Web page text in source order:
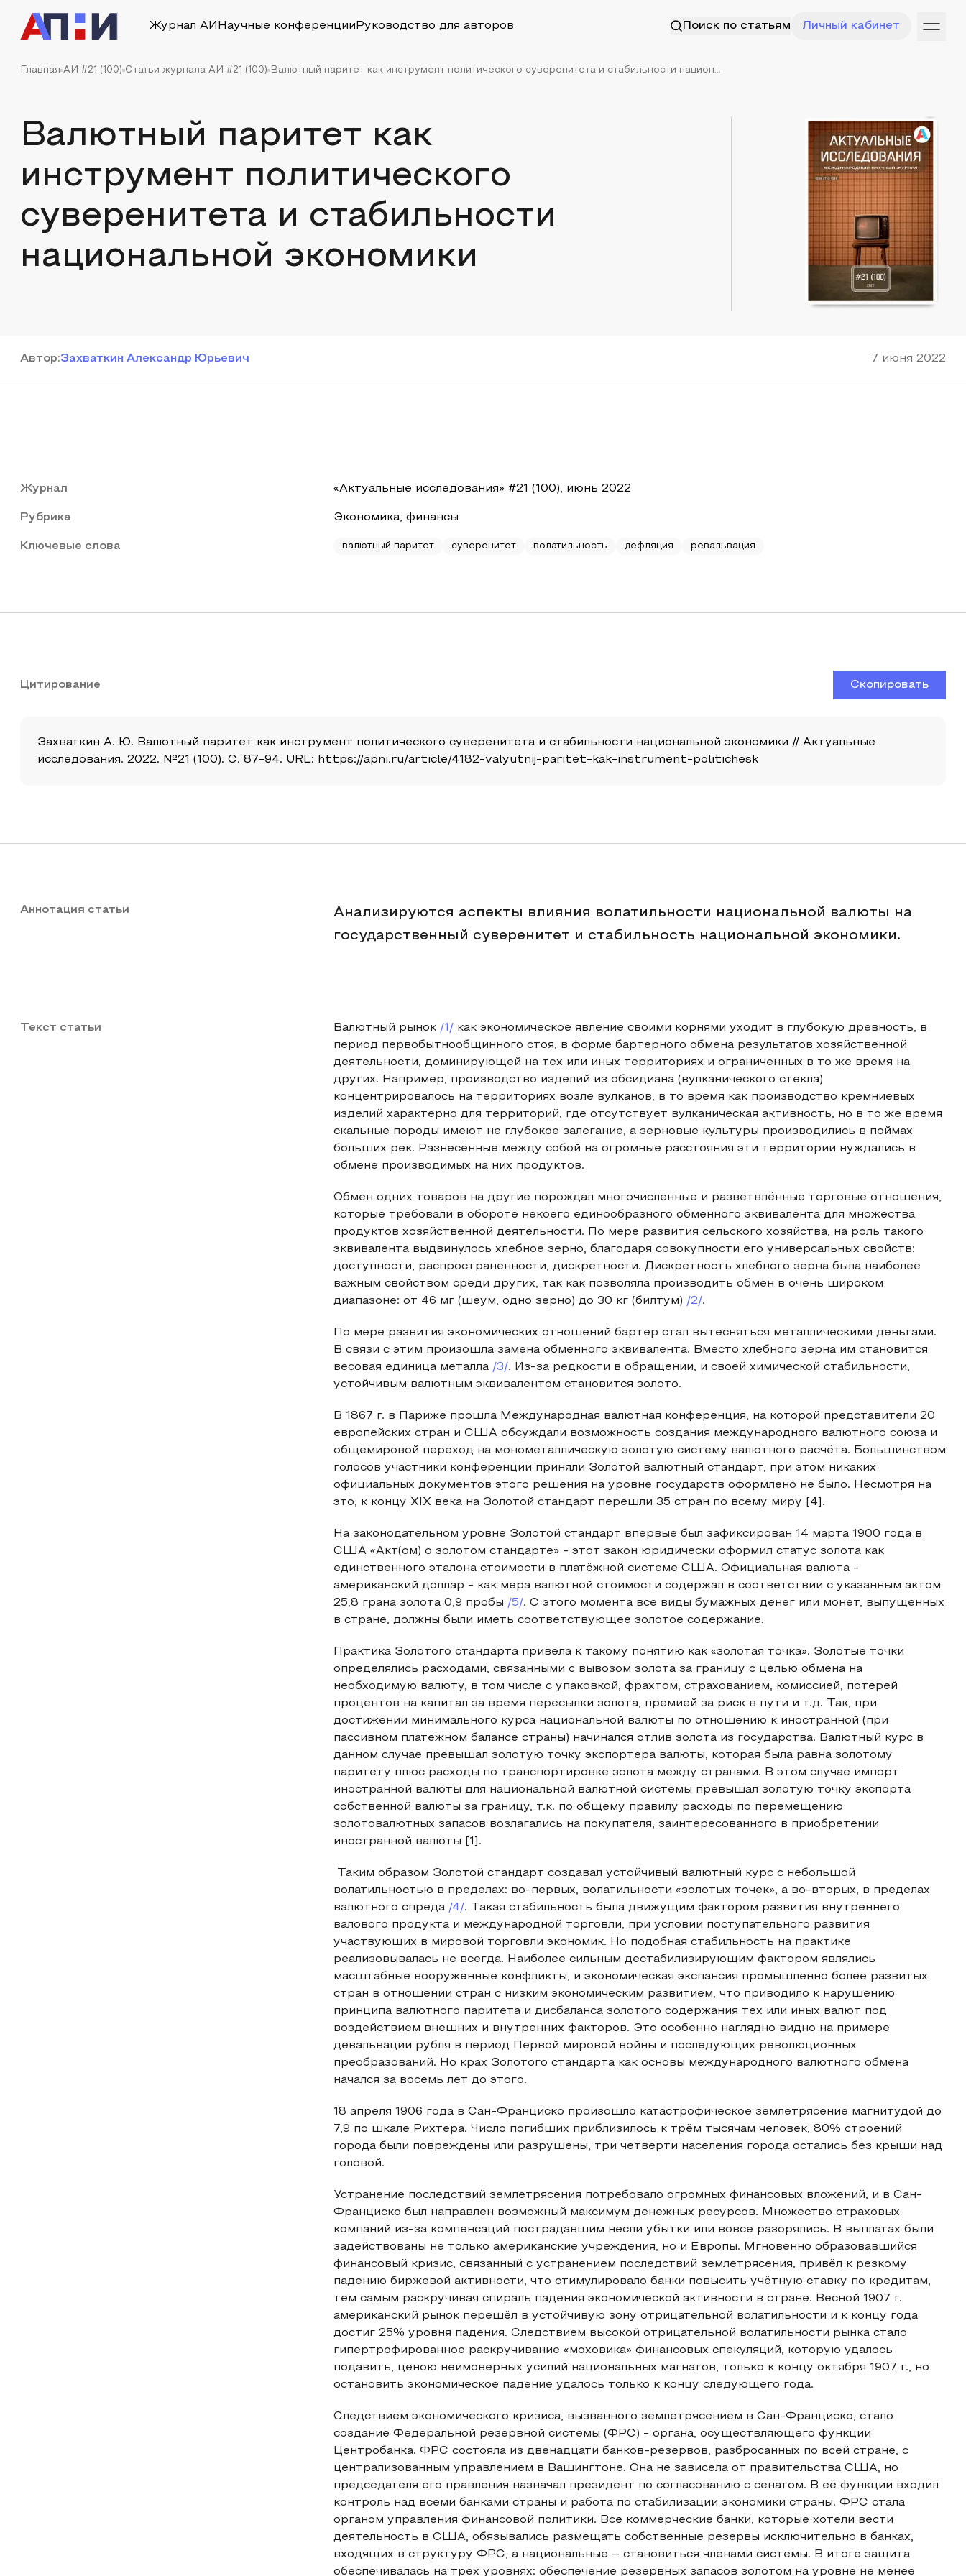
Журнал АИ Научные конференции Руководство для авторов Поиск по статьям Личный кабинет
Главная АИ #21 (100) Статьи журнала АИ #21 (100) Валютный паритет как инструмент политического суверенитета и стабильности национ...
Валютный паритет как
инструмент политического
суверенитета и стабильности
национальной экономики
Автор:Захваткин Александр Юрьевич 7 июня 2022
Журнал «Актуальные исследования» #21 (100), июнь 2022
Рубрика Экономика, финансы
Ключевые слова валютный паритет суверенитет волатильность дефляция ревальвация
Цитирование Скопировать
Захваткин А. Ю. Валютный паритет как инструмент политического суверенитета и стабильности национальной экономики // Актуальные
исследования. 2022. №21 (100). С. 87-94. URL: https://apni.ru/article/4182-valyutnij-paritet-kak-instrument-politichesk
Аннотация статьи
Анализируются аспекты влияния волатильности национальной валюты на
государственный суверенитет и стабильность национальной экономики.
Текст статьи Валютный рынок /1/ как экономическое явление своими корнями уходит в глубокую древность, в
период первобытнообщинного стоя, в форме бартерного обмена результатов хозяйственной
деятельности, доминирующей на тех или иных территориях и ограниченных в то же время на
других. Например, производство изделий из обсидиана (вулканического стекла)
концентрировалось на территориях возле вулканов, в то время как производство кремниевых
изделий характерно для территорий, где отсутствует вулканическая активность, но в то же время
скальные породы имеют не глубокое залегание, а зерновые культуры производились в поймах
больших рек. Разнесённые между собой на огромные расстояния эти территории нуждались в
обмене производимых на них продуктов.
Обмен одних товаров на другие порождал многочисленные и разветвлённые торговые отношения,
которые требовали в обороте некоего единообразного обменного эквивалента для множества
продуктов хозяйственной деятельности. По мере развития сельского хозяйства, на роль такого
эквивалента выдвинулось хлебное зерно, благодаря совокупности его универсальных свойств:
доступности, распространенности, дискретности. Дискретность хлебного зерна была наиболее
важным свойством среди других, так как позволяла производить обмен в очень широком
диапазоне: от 46 мг (шеум, одно зерно) до 30 кг (билтум) /2/.
По мере развития экономических отношений бартер стал вытесняться металлическими деньгами.
В связи с этим произошла замена обменного эквивалента. Вместо хлебного зерна им становится
весовая единица металла /3/. Из-за редкости в обращении, и своей химической стабильности,
устойчивым валютным эквивалентом становится золото.
В 1867 г. в Париже прошла Международная валютная конференция, на которой представители 20
европейских стран и США обсуждали возможность создания международного валютного союза и
общемировой переход на монометаллическую золотую систему валютного расчёта. Большинством
голосов участники конференции приняли Золотой валютный стандарт, при этом никаких
официальных документов этого решения на уровне государств оформлено не было. Несмотря на
это, к концу XIX века на Золотой стандарт перешли 35 стран по всему миру [4].
На законодательном уровне Золотой стандарт впервые был зафиксирован 14 марта 1900 года в
США «Акт(ом) о золотом стандарте» - этот закон юридически оформил статус золота как
единственного эталона стоимости в платёжной системе США. Официальная валюта -
американский доллар - как мера валютной стоимости содержал в соответствии с указанным актом
25,8 грана золота 0,9 пробы /5/. С этого момента все виды бумажных денег или монет, выпущенных
в стране, должны были иметь соответствующее золотое содержание.
Практика Золотого стандарта привела к такому понятию как «золотая точка». Золотые точки
определялись расходами, связанными с вывозом золота за границу с целью обмена на
необходимую валюту, в том числе с упаковкой, фрахтом, страхованием, комиссией, потерей
процентов на капитал за время пересылки золота, премией за риск в пути и т.д. Так, при
достижении минимального курса национальной валюты по отношению к иностранной (при
пассивном платежном балансе страны) начинался отлив золота из государства. Валютный курс в
данном случае превышал золотую точку экспортера валюты, которая была равна золотому
паритету плюс расходы по транспортировке золота между странами. В этом случае импорт
иностранной валюты для национальной валютной системы превышал золотую точку экспорта
собственной валюты за границу, т.к. по общему правилу расходы по перемещению
золотовалютных запасов возлагались на покупателя, заинтересованного в приобретении
иностранной валюты [1].
Таким образом Золотой стандарт создавал устойчивый валютный курс с небольшой
волатильностью в пределах: во-первых, волатильности «золотых точек», а во-вторых, в пределах
валютного спреда /4/. Такая стабильность была движущим фактором развития внутреннего
валового продукта и международной торговли, при условии поступательного развития
участвующих в мировой торговли экономик. Но подобная стабильность на практике
реализовывалась не всегда. Наиболее сильным дестабилизирующим фактором являлись
масштабные вооружённые конфликты, и экономическая экспансия промышленно более развитых
стран в отношении стран с низким экономическим развитием, что приводило к нарушению
принципа валютного паритета и дисбаланса золотого содержания тех или иных валют под
воздействием внешних и внутренних факторов. Это особенно наглядно видно на примере
девальвации рубля в период Первой мировой войны и последующих революционных
преобразований. Но крах Золотого стандарта как основы международного валютного обмена
начался за восемь лет до этого.
18 апреля 1906 года в Сан-Франциско произошло катастрофическое землетрясение магнитудой до
7,9 по шкале Рихтера. Число погибших приблизилось к трём тысячам человек, 80% строений
города были повреждены или разрушены, три четверти населения города остались без крыши над
головой.
Устранение последствий землетрясения потребовало огромных финансовых вложений, и в Сан-
Франциско был направлен возможный максимум денежных ресурсов. Множество страховых
компаний из-за компенсаций пострадавшим несли убытки или вовсе разорялись. В выплатах были
задействованы не только американские учреждения, но и Европы. Мгновенно образовавшийся
финансовый кризис, связанный с устранением последствий землетрясения, привёл к резкому
падению биржевой активности, что стимулировало банки повысить учётную ставку по кредитам,
тем самым раскручивая спираль падения экономической активности в стране. Весной 1907 г.
американский рынок перешёл в устойчивую зону отрицательной волатильности и к концу года
достиг 25% уровня падения. Следствием высокой отрицательной волатильности рынка стало
гипертрофированное раскручивание «моховика» финансовых спекуляций, которую удалось
подавить, ценою неимоверных усилий национальных магнатов, только к концу октября 1907 г., но
остановить экономическое падение удалось только к концу следующего года.
Следствием экономического кризиса, вызванного землетрясением в Сан-Франциско, стало
создание Федеральной резервной системы (ФРС) - органа, осуществляющего функции
Центробанка. ФРС состояла из двенадцати банков-резервов, разбросанных по всей стране, с
централизованным управлением в Вашингтоне. Она не зависела от правительства США, но
председателя его правления назначал президент по согласованию с сенатом. В её функции входил
контроль над всеми банками страны и работа по стабилизации экономики страны. ФРС стала
органом управления финансовой политики. Все коммерческие банки, которые хотели вести
деятельность в США, обязывались размещать собственные резервы исключительно в банках,
входящих в структуру ФРС, а национальные – становиться членами системы. В итоге защита
обеспечивалась на трёх уровнях: обеспечение резервных запасов золотом на уровне не менее